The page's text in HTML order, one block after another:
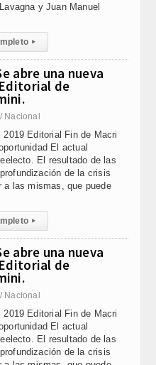
y Juan Manuel
▸
abre una nueva
de
Nacional
2019 Editorial Fin de Macri
El actual
El resultado de las
de la crisis
a las mismas, que puede
▸
abre una nueva
de
Nacional
2019 Editorial Fin de Macri
El actual
El resultado de las
de la crisis